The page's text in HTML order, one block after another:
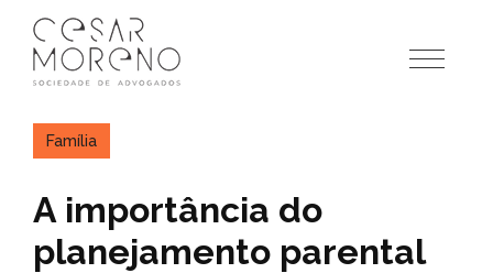
para
conteúdo
Família
A importância do
planejamento parental